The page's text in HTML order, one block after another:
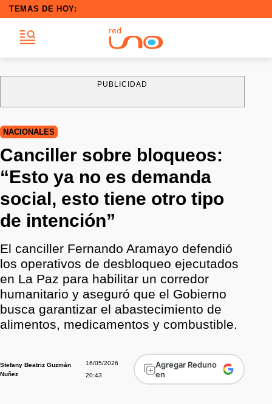
TEMAS DE HOY:
PUBLICIDAD
NACIONALES
Canciller sobre bloqueos:
“Esto ya no es demanda
social, esto tiene otro tipo
de intención”
El canciller Fernando Aramayo defendió
los operativos de desbloqueo ejecutados
en La Paz para habilitar un corredor
humanitario y aseguró que el Gobierno
busca garantizar el abastecimiento de
alimentos, medicamentos y combustible.
Stefany Beatriz Guzmán
Nuñez
16/05/2026
20:43
Agregar Reduno
en